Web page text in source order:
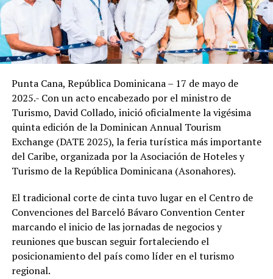
Punta Cana, República Dominicana – 17 de mayo de
2025.- Con un acto encabezado por el ministro de
Turismo, David Collado, inició oficialmente la vigésima
quinta edición de la Dominican Annual Tourism
Exchange (DATE 2025), la feria turística más importante
del Caribe, organizada por la Asociación de Hoteles y
Turismo de la República Dominicana (Asonahores).
El tradicional corte de cinta tuvo lugar en el Centro de
Convenciones del Barceló Bávaro Convention Center
marcando el inicio de las jornadas de negocios y
reuniones que buscan seguir fortaleciendo el
posicionamiento del país como líder en el turismo
regional.